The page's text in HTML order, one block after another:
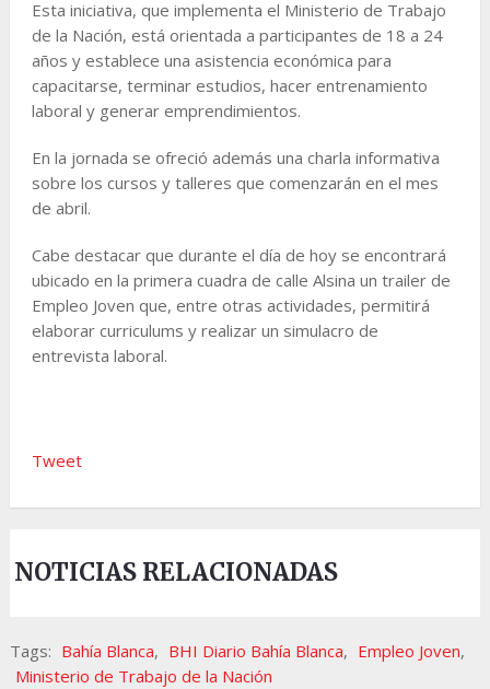
Esta iniciativa, que implementa el Ministerio de Trabajo
de la Nación, está orientada a participantes de 18 a 24
años y establece una asistencia económica para
capacitarse, terminar estudios, hacer entrenamiento
laboral y generar emprendimientos.
En la jornada se ofreció además una charla informativa
sobre los cursos y talleres que comenzarán en el mes
de abril.
Cabe destacar que durante el día de hoy se encontrará
ubicado en la primera cuadra de calle Alsina un trailer de
Empleo Joven que, entre otras actividades, permitirá
elaborar curriculums y realizar un simulacro de
entrevista laboral.
Tweet
NOTICIAS RELACIONADAS
Tags: Bahía Blanca, BHI Diario Bahía Blanca, Empleo Joven,
Ministerio de Trabajo de la Nación